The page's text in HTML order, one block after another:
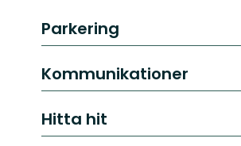
Parkering
Kommunikationer
Hitta hit